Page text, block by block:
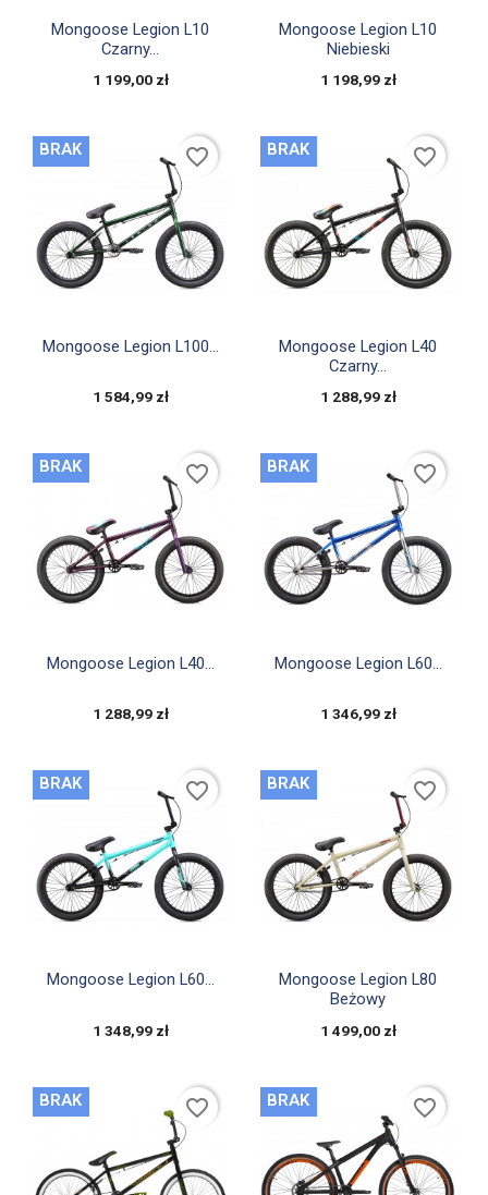
Szybki podgląd
Mongoose Legion L10
Czarny...
1 199,00 zł
Szybki podgląd
Mongoose Legion L10
Niebieski
1 198,99 zł
Szybki podgląd
Mongoose Legion L100...
1 584,99 zł
BRAK favorite_border
Szybki podgląd
Mongoose Legion L40
Czarny...
1 288,99 zł
BRAK favorite_border
Szybki podgląd
Mongoose Legion L40...
1 288,99 zł
BRAK favorite_border
Szybki podgląd
Mongoose Legion L60...
1 346,99 zł
BRAK favorite_border
Szybki podgląd
Mongoose Legion L60...
1 348,99 zł
BRAK favorite_border
Szybki podgląd
Mongoose Legion L80
Beżowy
1 499,00 zł
BRAK favorite_border
BRAK favorite_border BRAK favorite_border